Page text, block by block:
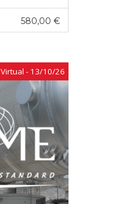
580,00 €
Virtual - 13/10/26